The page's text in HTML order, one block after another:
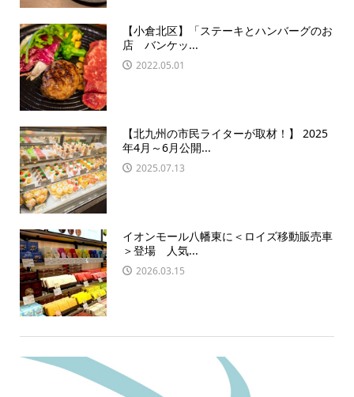
【小倉北区】「ステーキとハンバーグのお
店 バンケッ...
2022.05.01
【北九州の市民ライターが取材！】 2025
年4月～6月公開...
2025.07.13
イオンモール八幡東に＜ロイズ移動販売車
＞登場 人気...
2026.03.15